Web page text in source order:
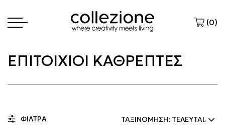
(0)
ΕΠΙΤΟΙΧΙΟΙ ΚΑΘΡΕΠΤΕΣ
ΦΙΛΤΡΑ